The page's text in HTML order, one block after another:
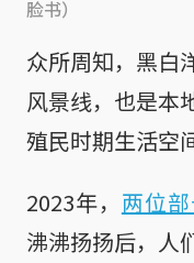
脸书）
众所周知，黑白
风景线，也是本
殖民时期生活空
2023年， 两位
沸沸扬扬后，人